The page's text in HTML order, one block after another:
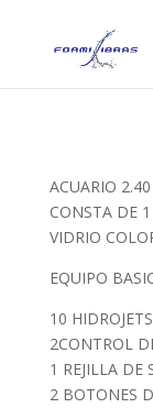
ACUARIO
CONSTA DE
VIDRIO
EQUIPO
10 HIDROJETS
2CONTROL
1 REJILLA DE
2 BOTONES